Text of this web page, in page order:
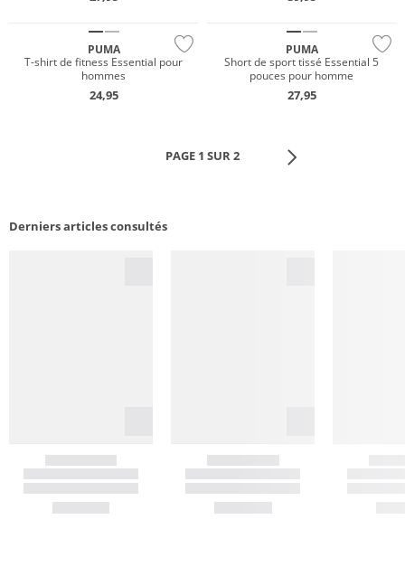
PUMA
T-shirt de fitness Essential pour
hommes
24,95
PUMA
Short de sport tissé Essential 5
pouces pour homme
27,95
PAGE 1 SUR 2
Derniers articles consultés